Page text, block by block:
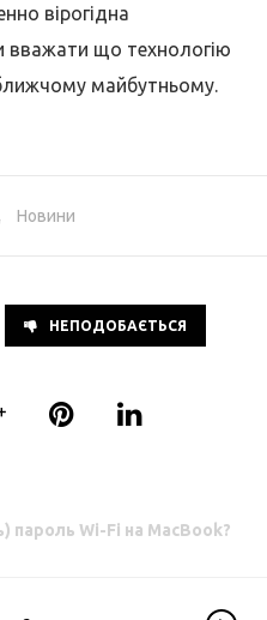
вірогідна
вважати що технологію
майбутньому.
Новини
НЕПОДОБАЄТЬСЯ
пароль Wi-Fi на MacBook?